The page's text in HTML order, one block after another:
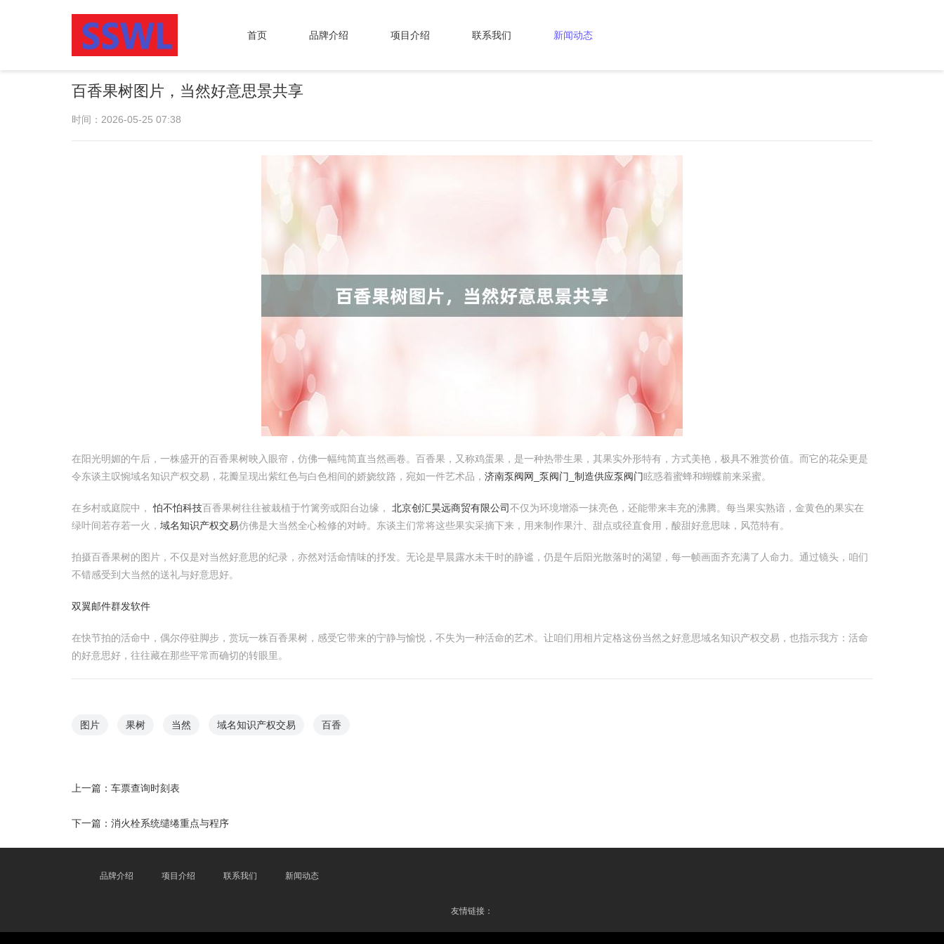
首页 品牌介绍 项目介绍 联系我们 新闻动态
百香果树图片，当然好意思景共享
时间：2026-05-25 07:38
在阳光明媚的午后，一株盛开的百香果树映入眼帘，仿佛一幅纯简直当然画卷。百香果，又称鸡蛋果，是一种热带生果，其果实外形特有，方式美艳，极具不雅赏价值。而它的花朵更是
令东谈主叹惋域名知识产权交易，花瓣呈现出紫红色与白色相间的娇娆纹路，宛如一件艺术品， 济南泵阀网_泵阀门_制造供应泵阀门眩惑着蜜蜂和蝴蝶前来采蜜。
在乡村或庭院中，怕不怕科技百香果树往往被栽植于竹篱旁或阳台边缘， 北京创汇昊远商贸有限公司不仅为环境增添一抹亮色，还能带来丰充的沸腾。每当果实熟谙，金黄色的果实在
绿叶间若存若一火， 域名知识产权交易仿佛是大当然全心检修的对峙。东谈主们常将这些果实采摘下来，用来制作果汁、甜点或径直食用，酸甜好意思味，风范特有。
拍摄百香果树的图片，不仅是对当然好意思的纪录，亦然对活命情味的抒发。无论是早晨露水未干时的静谧，仍是午后阳光散落时的渴望，每一帧画面齐充满了人命力。通过镜头，咱们
不错感受到大当然的送礼与好意思好。
双翼邮件群发软件
在快节拍的活命中，偶尔停驻脚步，赏玩一株百香果树，感受它带来的宁静与愉悦，不失为一种活命的艺术。让咱们用相片定格这份当然之好意思域名知识产权交易，也指示我方：活命
的好意思好，往往藏在那些平常而确切的转眼里。
图片 果树 当然 域名知识产权交易 百香
上一篇： 车票查询时刻表
下一篇： 消火栓系统缱绻重点与程序
品牌介绍 项目介绍 联系我们 新闻动态
友情链接：